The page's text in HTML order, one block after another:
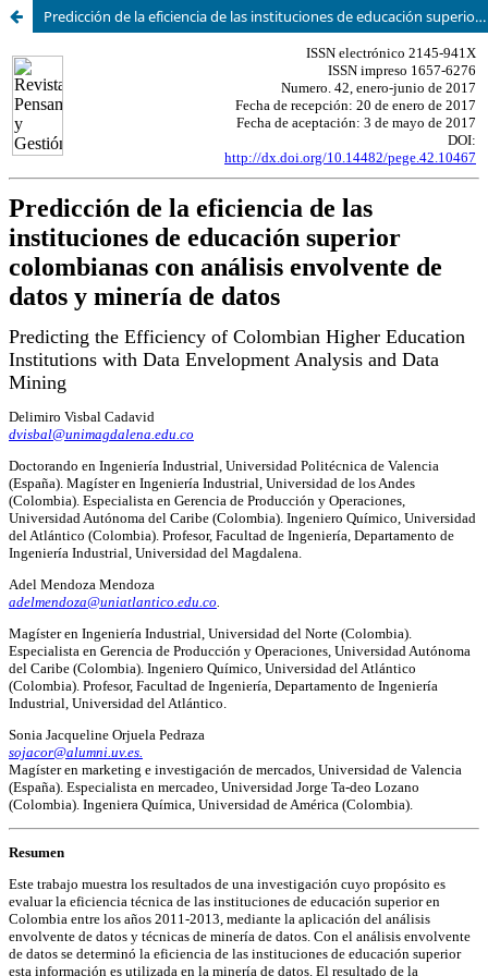
Predicción de la eficiencia de las instituciones de educación superior colombianas con análisis envolvente de datos y minería de datos.